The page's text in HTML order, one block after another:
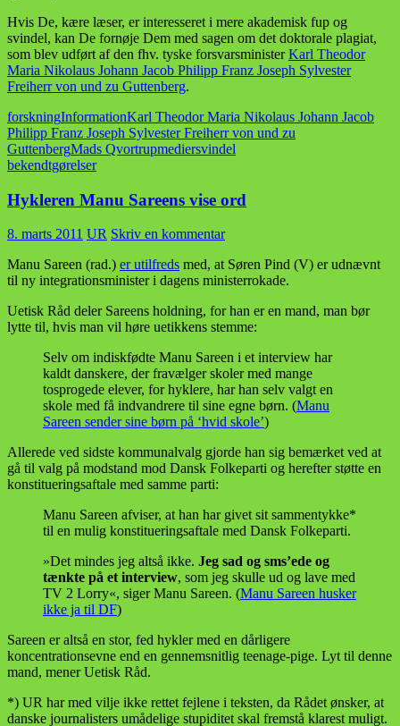
Hvis De, kære læser, er interesseret i mere akademisk fup og
svindel, kan De fornøje Dem med sagen om det doktorale plagiat,
som blev udført af den fhv. tyske forsvarsministerKarl Theodor
Maria Nikolaus Johann Jacob Philipp Franz Joseph Sylvester
Freiherr von und zu Guttenberg.
forskningInformationKarl Theodor Maria Nikolaus Johann Jacob
Philipp Franz Joseph Sylvester Freiherr von und zu
GuttenbergMads Qvortrupmediersvindel
bekendtgørelser
Hykleren Manu Sareens vise ord
8. marts 2011 UR Skriv en kommentar
Manu Sareen (rad.) er utilfreds med, at Søren Pind (V) er udnævnt
til ny integrationsminister i dagens ministerrokade.
Uetisk Råd deler Sareens holdning, for han er en mand, man bør
lytte til, hvis man vil høre uetikkens stemme:
Selv om indiskfødte Manu Sareen i et interview har
kaldt danskere, der fravælger skoler med mange
tosprogede elever, for hyklere, har han selv valgt en
skole med få indvandrere til sine egne børn. (Manu
Sareen sender sine børn på ‘hvid skole’)
Allerede ved sidste kommunalvalg gjorde han sig bemærket ved at
gå til valg på modstand mod Dansk Folkeparti og herefter støtte en
konstitueringsaftale med samme parti:
Manu Sareen afviser, at han har givet sit sammentykke*
til en mulig konstituerings­aftale med Dansk Folkeparti.
»Det mindes jeg altså ikke. Jeg sad og sms’ede og
tænkte på et interview, som jeg skulle ud og lave med
TV 2 Lorry«, siger Manu Sareen. (Manu Sareen husker
ikke ja til DF)
Sareen er altså en stor, fed hykler med en dårligere
koncentrationsevne end en gennemsnitlig teenage-pige. Lyt til denne
mand, mener Uetisk Råd.
*) UR har med vilje ikke rettet fejlene i teksten, da Rådet ønsker, at
danske journalisters umådelige stupiditet skal fremstå klarest muligt.